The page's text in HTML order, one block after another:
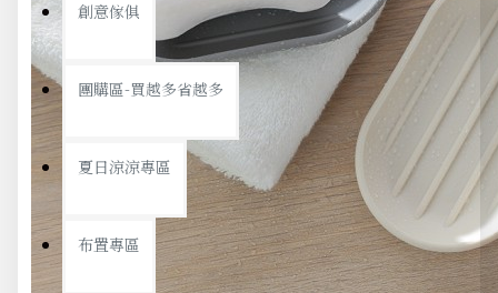
創意傢俱
團購區-買越多省越多
夏日涼涼專區
布置專區